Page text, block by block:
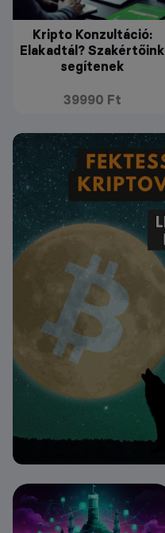
Kripto Konzultáció:
Elakadtál? Szakértőink
segítenek
39990 Ft